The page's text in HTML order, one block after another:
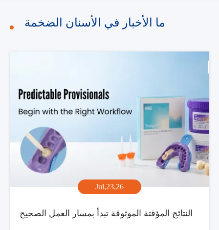
ما الأخبار في الأسنان الضخمة
Jul,23,26
النتائج المؤقتة الموثوقة تبدأ بمسار العمل الصحيح